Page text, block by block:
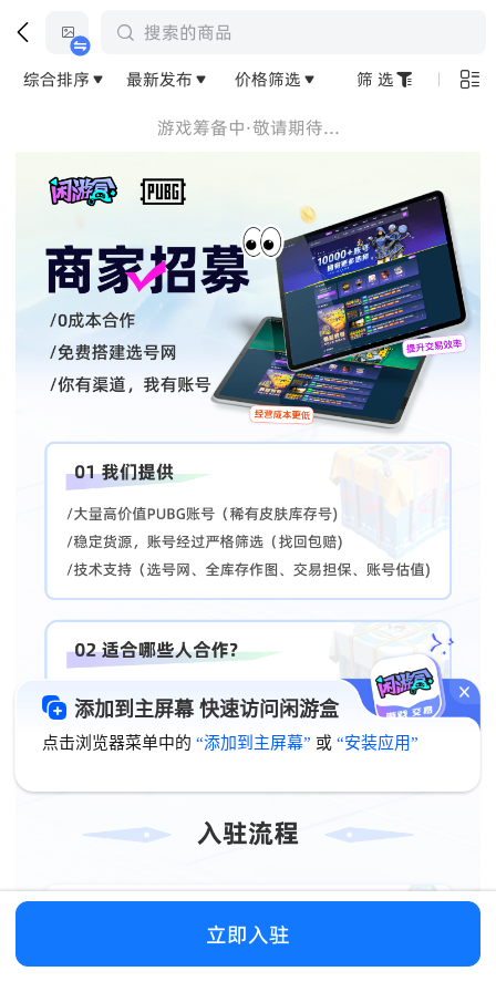
   搜索的商品
综合排序  最新发布  价格筛选  筛 选
游戏筹备中·敬请期待...
立即入驻
添加到主屏幕 快速访问闲游盒
点击浏览器菜单中的“添加到主屏幕” 或“安装应用”